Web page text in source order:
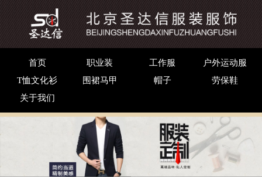
首页 职业装 工作服
户外运动服
T恤文化衫
围裙马甲 帽子
劳保鞋
关于我们